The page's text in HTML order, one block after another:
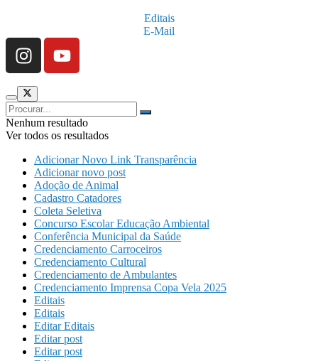
Editais
E-Mail
Nenhum resultado
Ver todos os resultados
Adicionar Novo Link Transparência
Adicionar novo post
Adoção de Animal
Cadastro Catadores
Coleta Seletiva
Concurso Escolar Educação Ambiental
Conferência Municipal da Saúde
Credenciamento Carroceiros
Credenciamento Cultural
Credenciamento de Ambulantes
Credenciamento Imprensa Copa Vela 2025
Editais
Editais
Editar Editais
Editar post
Editar post